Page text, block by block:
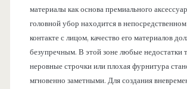
материалы как основа премиального
головной убор находится в
контакте с лицом, качество его материалов
безупречным. В этой зоне любые недостатки
неровные строчки или плохая фурнитура
мгновенно заметными. Для создания